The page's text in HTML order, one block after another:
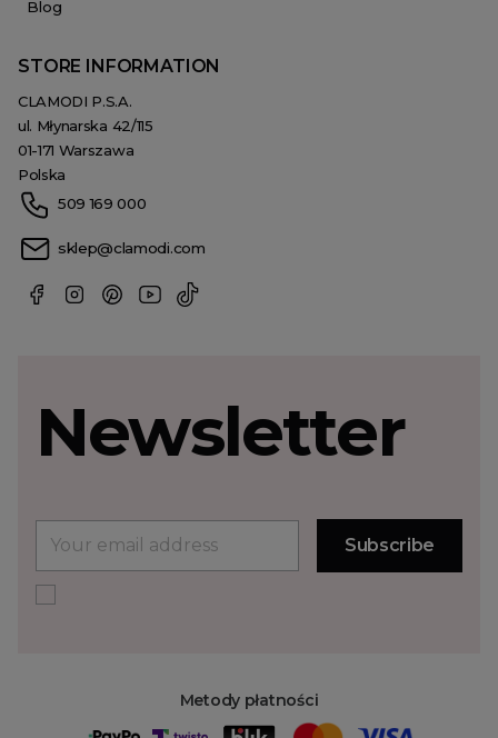
Blog
STORE INFORMATION
CLAMODI P.S.A.
ul. Młynarska 42/115
01-171 Warszawa
Polska
509 169 000
sklep@clamodi.com
Metody płatności
Newsletter